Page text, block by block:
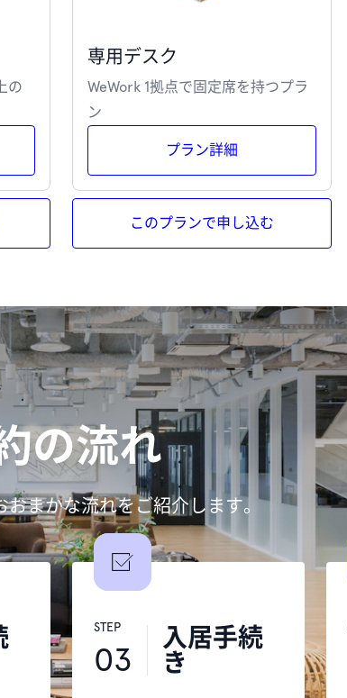
の
専用デスク
WeWork 1拠点で固定席を持つプラ
ン
プラン詳細
このプランで申し込む
の流れ
おまかな流れをご紹介します。
STEP
03
入居手続
き